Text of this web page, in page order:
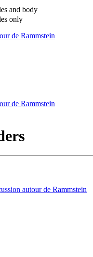
and body
only
de Rammstein
de Rammstein
autour de Rammstein